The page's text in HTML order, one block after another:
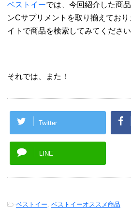
ベストイーでは、今回紹介した商
ンCサプリメントを取り揃えてお
イトで商品を検索してみてくださ
それでは、また！
Twitter
LINE
-ベストイー, ベストイーオススメ商品